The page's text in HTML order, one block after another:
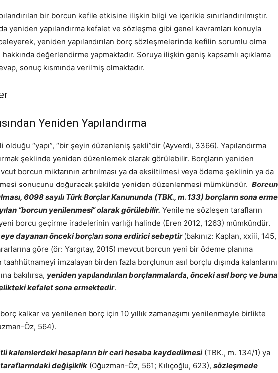
bir borcun kefile etkisine ilişkin bilgi ve içerikle sınırlandırılmıştır.
yeniden yapılandırma kefalet ve sözleşme gibi genel kavramları konuyla
yeniden yapılandırılan borç sözleşmelerinde kefilin sorumlu olma
değerlendirme yapmaktadır. Soruya ilişkin geniş kapsamlı açıklama
sonuç kısmında verilmiş olmaktadır.
Yeniden Yapılandırma
olduğu “yapı”, “bir şeyin düzenleniş şekli”dir (Ayverdi, 3366). Yapılandırma
şeklinde yeniden düzenlemek olarak görülebilir. Borçların yeniden
borcun miktarının artırılması ya da eksiltilmesi veya ödeme şeklinin ya da
sonucunu doğuracak şekilde yeniden düzenlenmesi mümkündür. Borcun
6098 sayılı Türk Borçlar Kanununda (TBK., m. 133) borçların sona erme
“borcun yenilenmesi” olarak görülebilir. Yenileme sözleşen tarafların
borcu geçirme iradelerinin varlığı halinde (Eren 2012, 1263) mümkündür.
dayanan önceki borçları sona erdirici sebeptir(bakınız: Kaplan, xxiii, 145,
göre (ör: Yargıtay, 2015) mevcut borcun yeni bir ödeme planına
taahhütnameyi imzalayan birden fazla borçlunun asıl borçlu dışında kalanlarını
bakılırsa, yeniden yapılandırılan borçlanmalarda, önceki asıl borç ve buna
kefalet sona ermektedir.
kalkar ve yenilenen borç için 10 yıllık zamanaşımı yenilenmeyle birlikte
Öz, 564).
kalemlerdeki hesapların bir cari hesaba kaydedilmesi(TBK., m. 134/1) ya
değişiklik (Oğuzman-Öz, 561; Kılıçoğlu, 623), sözleşmede